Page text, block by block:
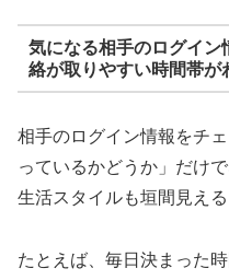
気になる相手のログイン
絡が取りやすい時間帯が
相手のログイン情報をチ
っているかどうか」だけ
生活スタイルも垣間見える
たとえば、毎日決まった